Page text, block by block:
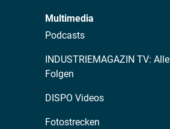
Multimedia
Podcasts
INDUSTRIEMAGAZIN TV: Alle
Folgen
DISPO Videos
Fotostrecken